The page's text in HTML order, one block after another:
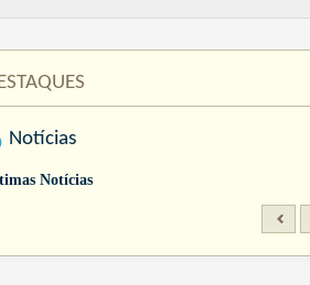
Notícias
Notícias